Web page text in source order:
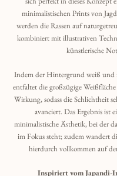
minimalistischen Prints von
werden die Rassen auf
kombiniert mit illustrativen
künstlerische
Indem der Hintergrund weiß und
entfaltet die großzügige
Wirkung, sodass die Schlichtheit
avanciert. Das Ergebnis ist
minimalistische Ästhetik, bei der
im Fokus steht; zudem wandert
hierdurch vollkommen auf
Inspiriert vom Japandi-